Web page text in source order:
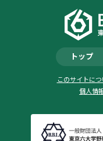
トップ
このサイトにつ
個人情